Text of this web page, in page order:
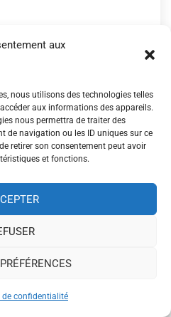
aux
nous utilisons des technologies telles
aux informations des appareils.
nous permettra de traiter des
de navigation ou les ID uniques sur ce
retirer son consentement peut avoir
et fonctions.
de confidentialité